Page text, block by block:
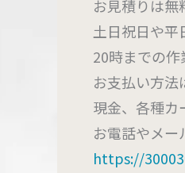
お見積りは無
土日祝日や平
20時までの作
お支払い方法
現金、各種カ
お電話やメー
https://